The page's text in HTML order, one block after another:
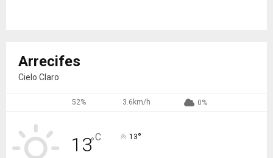
Arrecifes
Cielo Claro
52% 3.6km/h 0%
13°C 13°